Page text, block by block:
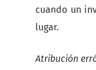
cuando un
lugar.
Atribución